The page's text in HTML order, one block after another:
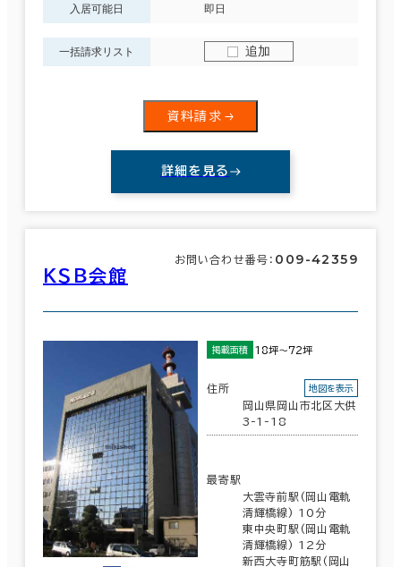
入居可能日 即日
一括請求リスト 追加
資料請求
詳細を見る
ＫＳＢ会館
お問い合わせ番号： 009-42359
掲載面積 18坪～72坪
住所
岡山県岡山市北区大供
3-1-18
地図を表示
最寄駅
大雲寺前駅(岡山電軌
清輝橋線) 10分
東中央町駅(岡山電軌
清輝橋線) 12分
新西大寺町筋駅(岡山